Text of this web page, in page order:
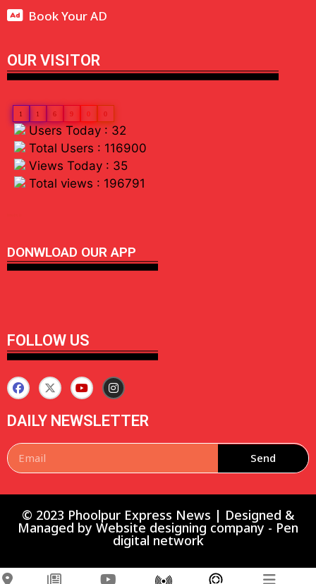
Book Your AD
OUR VISITOR
1 1 6 9 0 0
Users Today : 32
Total Users : 116900
Views Today : 35
Total views : 196791
DONWLOAD OUR APP
FOLLOW US
DAILY NEWSLETTER
Send
© 2023 Phoolpur Express News | Designed &
Managed by Website designing company - Pen
digital network